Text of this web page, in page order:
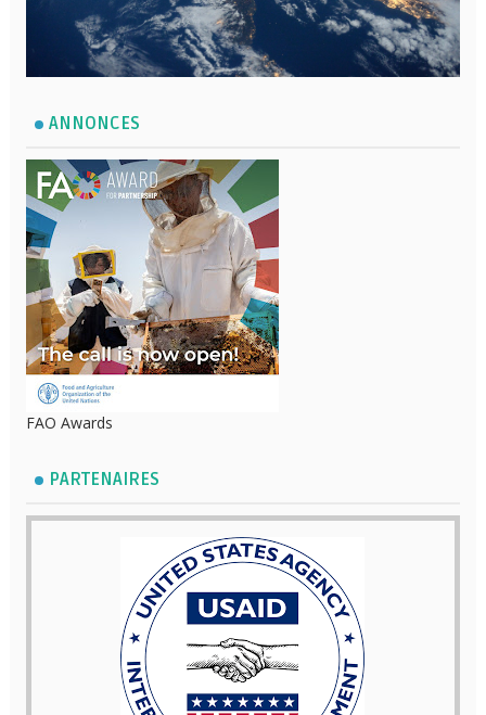
ANNONCES
FAO Awards
PARTENAIRES